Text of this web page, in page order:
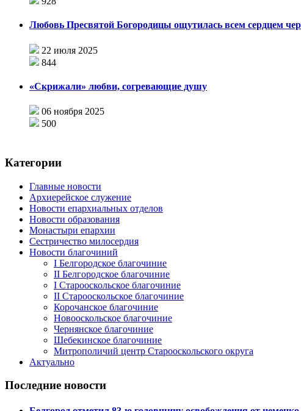
Любовь Пресвятой Богородицы ощутилась всем сердцем
22 июля 2025
844
«Скрижали» любви, согревающие душу
06 ноября 2025
500
Категории
Главные новости
Архиерейское служение
Новости епархиальных отделов
Новости образования
Монастыри епархии
Сестричество милосердия
Новости благочиний
I Белгородское благочиние
II Белгородское благочиние
I Старооскольское благочиние
II Старооскольское благочиние
Корочанское благочиние
Новооскольское благочиние
Чернянское благочиние
Шебекинское благочиние
Митрополичий центр Старооскольского округа
Актуально
Последние новости